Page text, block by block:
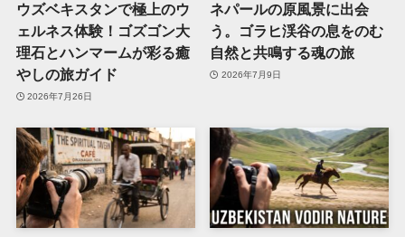
ウズベキスタンで極上のウ
ェルネス体験！ゴズゴン大
理石とハンマームが彩る癒
やしの旅ガイド
2026年7月26日
ネパールの原風景に出会
う。ゴラヒ渓谷の息をのむ
自然と共鳴する魂の旅
2026年7月9日